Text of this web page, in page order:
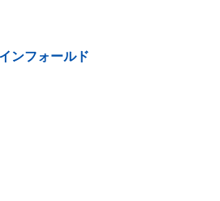
ンフォールド